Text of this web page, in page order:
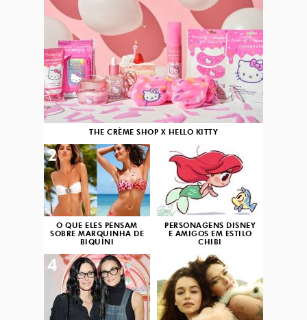
THE CRÈME SHOP X HELLO KITTY
O QUE ELES PENSAM
SOBRE MARQUINHA DE
BIQUÍNI
2
PERSONAGENS DISNEY
E AMIGOS EM ESTILO
CHIBI
3
4